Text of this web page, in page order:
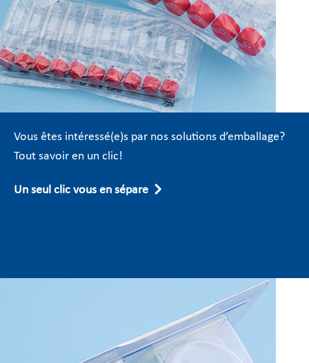
Vous êtes intéressé(e)s par nos solutions d’emballage?
Tout savoir en un clic!
Un seul clic vous en sépare